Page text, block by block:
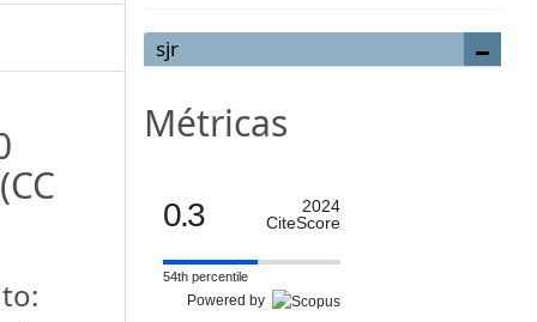
(CC
sjr
Métricas
0.3
2024
CiteScore
54th percentile
Powered by